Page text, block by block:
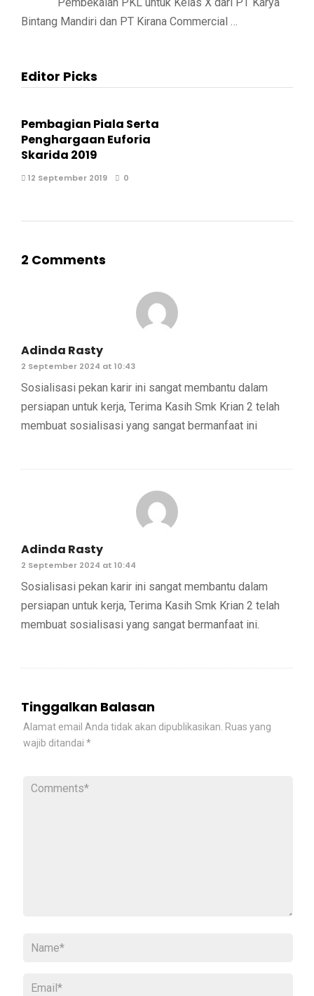
Bintang Mandiri dan PT Kirana Commercial …
Editor Picks
Pembagian Piala Serta
Penghargaan Euforia
Skarida 2019
12 September 2019 0
2 Comments
Adinda Rasty
2 September 2024 at 10:43
Sosialisasi pekan karir ini sangat membantu dalam
persiapan untuk kerja, Terima Kasih Smk Krian 2 telah
membuat sosialisasi yang sangat bermanfaat ini
Adinda Rasty
2 September 2024 at 10:44
Sosialisasi pekan karir ini sangat membantu dalam
persiapan untuk kerja, Terima Kasih Smk Krian 2 telah
membuat sosialisasi yang sangat bermanfaat ini.
Tinggalkan Balasan
Alamat email Anda tidak akan dipublikasikan. Ruas yang
wajib ditandai *